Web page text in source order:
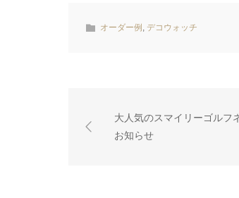
オーダー例 デコウォッチ
大人気のスマイリーゴルフ
お知らせ